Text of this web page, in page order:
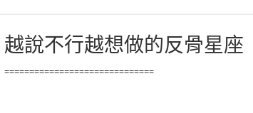
越說不行越想做的反骨星座
==============================